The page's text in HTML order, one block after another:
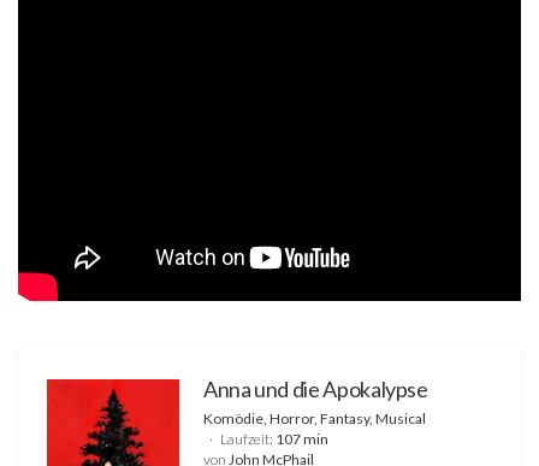
Anna und die Apokalypse
Komödie, Horror, Fantasy, Musical
Laufzeit: 107 min
von John McPhail